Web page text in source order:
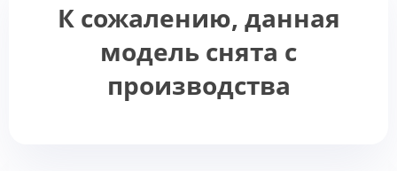
К сожалению, данная
модель снята с
производства